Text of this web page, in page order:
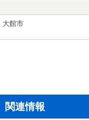
大館市
関連情報